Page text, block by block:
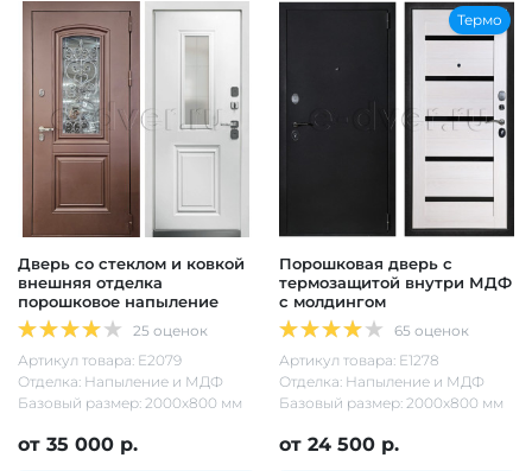
Дверь со стеклом и ковкой
внешняя отделка
порошковое напыление
25 оценок
Артикул товара: Е2079
Отделка: Напыление и МДФ
Базовый размер: 2000х800 мм
от 35 000 р.
Термо
Порошковая дверь с
термозащитой внутри МДФ
с молдингом
65 оценок
Артикул товара: Е1278
Отделка: Напыление и МДФ
Базовый размер: 2000х800 мм
от 24 500 р.